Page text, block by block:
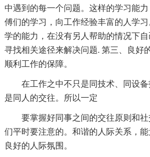
中遇到的每一个问题。这样的学习能
傅们的学习，向工作经验丰富的人学
学的能力，在没有另人帮助的情况下自
寻找相关途径来解决问题. 第三、良好
顺利工作的保障。
在工作之中不只是同技术、同设
是同人的交往。所以一定
要掌握好同事之间的交往原则和
们平时要注意的。和谐的人际关系，
良好的人际氛围。